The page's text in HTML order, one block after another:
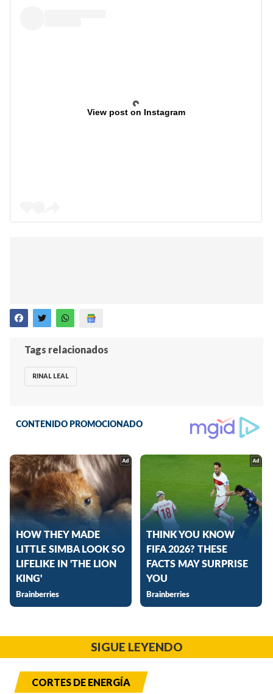
View post on Instagram
Tags relacionados
RINAL LEAL
SIGUE LEYENDO
CORTES DE ENERGÍA